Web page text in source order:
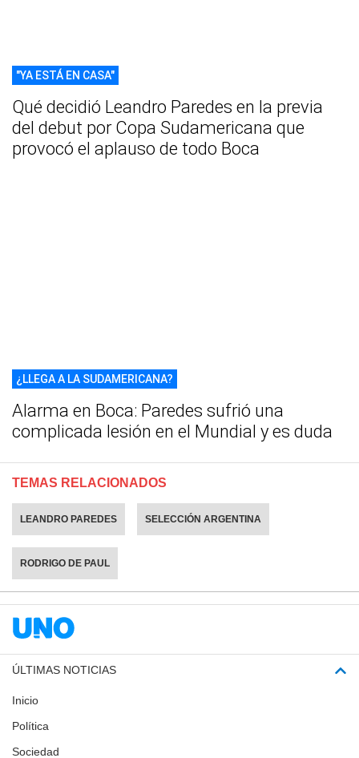
"YA ESTÁ EN CASA"
Qué decidió Leandro Paredes en la previa
del debut por Copa Sudamericana que
provocó el aplauso de todo Boca
¿LLEGA A LA SUDAMERICANA?
Alarma en Boca: Paredes sufrió una
complicada lesión en el Mundial y es duda
TEMAS RELACIONADOS
LEANDRO PAREDES SELECCIÓN ARGENTINA
RODRIGO DE PAUL
ÚLTIMAS NOTICIAS
Inicio
Política
Sociedad